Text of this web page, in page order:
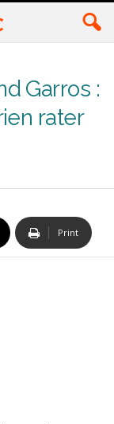
Garros :
rater
Print